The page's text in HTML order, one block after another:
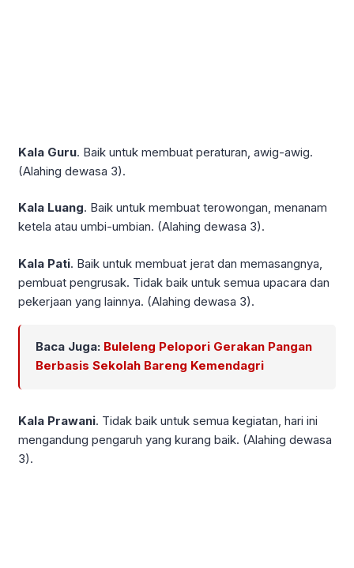
Kala Guru. Baik untuk membuat peraturan, awig-awig.
(Alahing dewasa 3).
Kala Luang. Baik untuk membuat terowongan, menanam
ketela atau umbi-umbian. (Alahing dewasa 3).
Kala Pati. Baik untuk membuat jerat dan memasangnya,
pembuat pengrusak. Tidak baik untuk semua upacara dan
pekerjaan yang lainnya. (Alahing dewasa 3).
Baca Juga: Buleleng Pelopori Gerakan Pangan
Berbasis Sekolah Bareng Kemendagri
Kala Prawani. Tidak baik untuk semua kegiatan, hari ini
mengandung pengaruh yang kurang baik. (Alahing dewasa
3).